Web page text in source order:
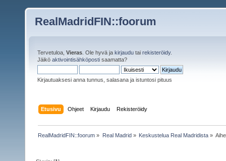
RealMadridFIN::foorum
Tervetuloa, Vieras . Ole hyvä ja kirjaudu tai rekisteröidy.
Jäikö aktivointisähköposti saamatta?
Kirjautuaksesi anna tunnus, salasana ja istuntosi pituus
Etusivu Ohjeet Kirjaudu Rekisteröidy
RealMadridFIN::foorum » Real Madrid» Keskustelua Real Madridista»